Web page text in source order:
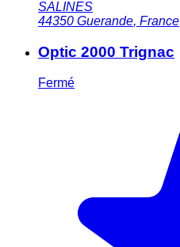
SALINES
44350 Guerande, France
Optic 2000 Trignac
Fermé